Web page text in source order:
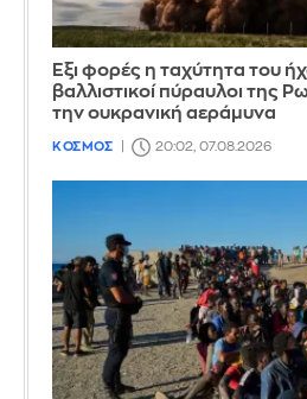
Έξι φορές η ταχύτητα του
βαλλιστικοί πύραυλοι της
την ουκρανική αεράμυνα
ΚΟΣΜΟΣ 20:02, 07.08.2026